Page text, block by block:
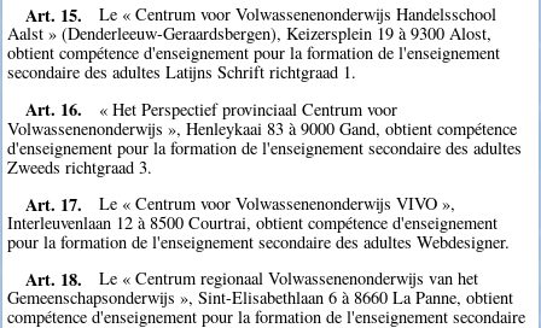
Art. 15.
Le « Centrum voor Volwassenenonderwijs Handelsschool
Aalst » (Denderleeuw-Geraardsbergen), Keizersplein 19 à 9300 Alost,
obtient compétence d'enseignement pour la formation de l'enseignement
secondaire des adultes Latijns Schrift richtgraad 1.
Art. 16.
« Het Perspectief provinciaal Centrum voor
Volwassenenonderwijs », Henleykaai 83 à 9000 Gand, obtient compétence
d'enseignement pour la formation de l'enseignement secondaire des adultes
Zweeds richtgraad 3.
Art. 17.
Le « Centrum voor Volwassenenonderwijs VIVO »,
Interleuvenlaan 12 à 8500 Courtrai, obtient compétence d'enseignement
pour la formation de l'enseignement secondaire des adultes Webdesigner.
Art. 18.
Le « Centrum regionaal Volwassenenonderwijs van het
Gemeenschapsonderwijs », Sint-Elisabethlaan 6 à 8660 La Panne, obtient
compétence d'enseignement pour la formation de l'enseignement secondaire